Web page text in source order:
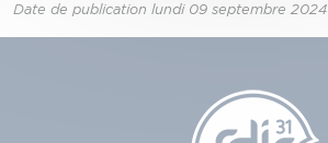
Date de publication lundi 09 septembre 2024